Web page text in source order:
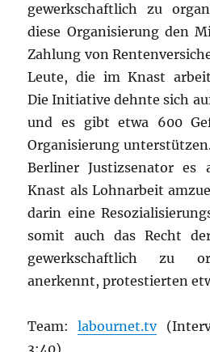
gewerkschaftlich zu
diese Organisierung den
Zahlung von
Leute, die im Knast
Die Initiative dehnte sich
und es gibt etwa 600
Organisierung
Berliner Justizsenator es
Knast als Lohnarbeit
darin eine
somit auch das Recht
gewerkschaftlich zu
anerkennt, protestierten
Team:labournet.tv